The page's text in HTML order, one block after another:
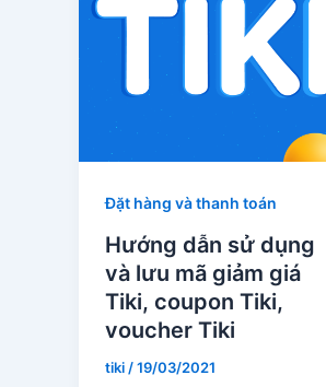
Đặt hàng và thanh toán
Hướng dẫn sử dụng
và lưu mã giảm giá
Tiki, coupon Tiki,
voucher Tiki
tiki/19/03/2021